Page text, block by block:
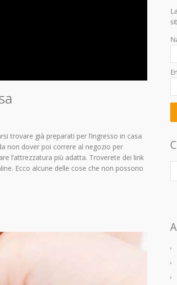
trovare già preparati per l’ingresso in casa
non dover poi correre al negozio per
l’attrezzatura più adatta. Troverete dei link
Ecco alcune delle cose che non possono